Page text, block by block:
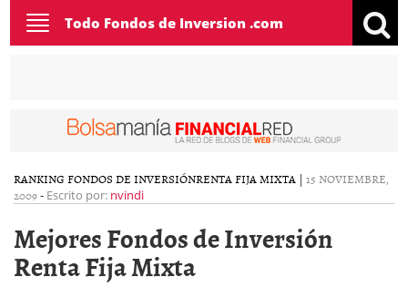
Toggle
navigation
Todo Fondos de Inversion .com
RANKING FONDOS DE INVERSIÓNRENTA FIJA MIXTA | 15 NOVIEMBRE,
2009- Escrito por: nvindi
Mejores Fondos de Inversión
Renta Fija Mixta